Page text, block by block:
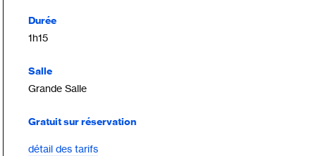
Durée
1h15
Salle
Grande Salle
Gratuit sur réservation
détail des tarifs